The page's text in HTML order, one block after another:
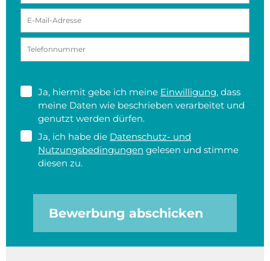
Ja, hiermit gebe ich meine Einwilligung, dass
meine Daten wie beschrieben verarbeitet und
genutzt werden dürfen.
Ja, ich habe die Datenschutz- und
Nutzungsbedingungen gelesen und stimme
diesen zu.
Bewerbung abschicken